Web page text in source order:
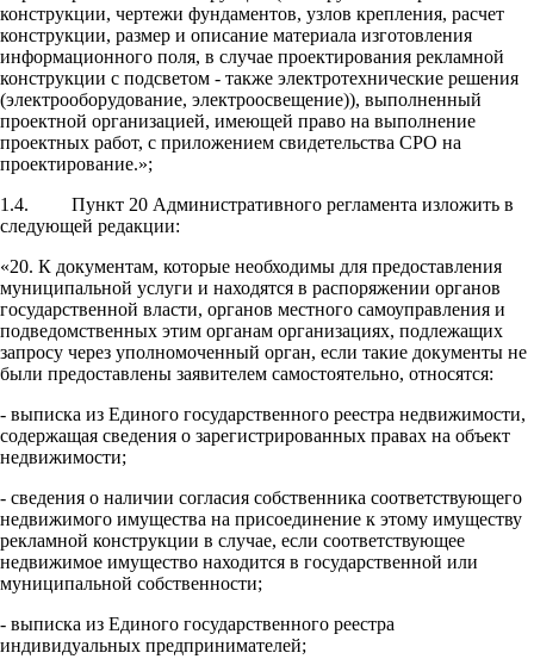
конструкции, чертежи фундаментов, узлов крепления, расчет
конструкции, размер и описание материала изготовления
информационного поля, в случае проектирования рекламной
конструкции с подсветом - также электротехнические решения
(электрооборудование, электроосвещение)), выполненный
проектной организацией, имеющей право на выполнение
проектных работ, с приложением свидетельства СРО на
проектирование.»;
1.4. Пункт 20 Административного регламента изложить в
следующей редакции:
«20. К документам, которые необходимы для предоставления
муниципальной услуги и находятся в распоряжении органов
государственной власти, органов местного самоуправления и
подведомственных этим органам организациях, подлежащих
запросу через уполномоченный орган, если такие документы не
были предоставлены заявителем самостоятельно, относятся:
- выписка из Единого государственного реестра недвижимости,
содержащая сведения о зарегистрированных правах на объект
недвижимости;
- сведения о наличии согласия собственника соответствующего
недвижимого имущества на присоединение к этому имуществу
рекламной конструкции в случае, если соответствующее
недвижимое имущество находится в государственной или
муниципальной собственности;
- выписка из Единого государственного реестра
индивидуальных предпринимателей;